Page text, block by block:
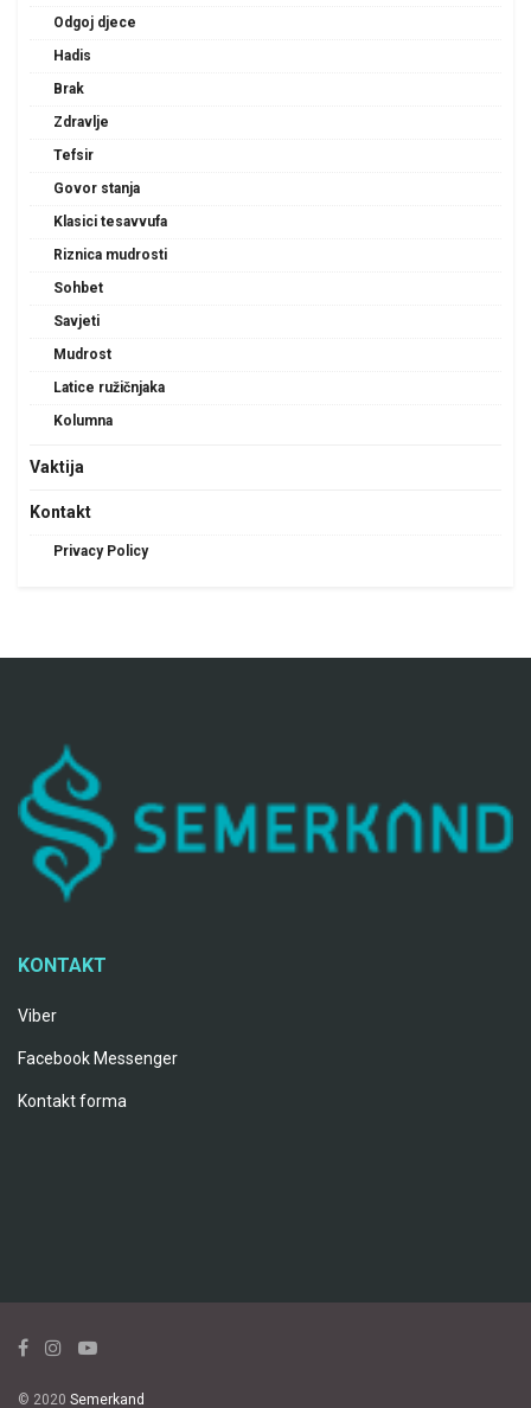
Odgoj djece
Hadis
Brak
Zdravlje
Tefsir
Govor stanja
Klasici tesavvufa
Riznica mudrosti
Sohbet
Savjeti
Mudrost
Latice ružičnjaka
Kolumna
Vaktija
Kontakt
Privacy Policy
KONTAKT
Viber
Facebook Messenger
Kontakt forma
© 2020 Semerkand